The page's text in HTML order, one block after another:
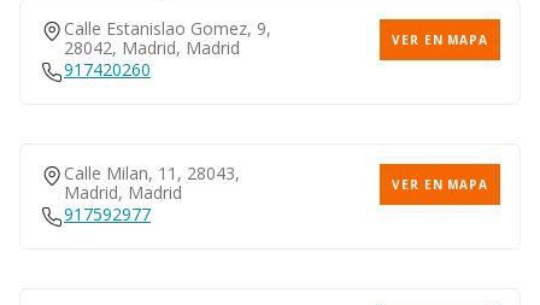
Calle Estanislao Gomez, 9,
28042, Madrid, Madrid
VER EN MAPA
917420260
Calle Milan, 11, 28043,
Madrid, Madrid
VER EN MAPA
917592977